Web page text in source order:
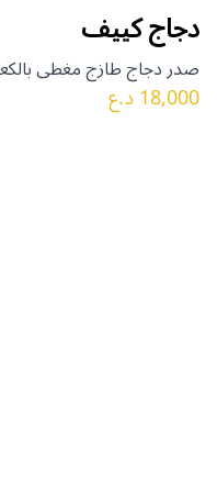
دجاج كييف
صدر دجاج طازج مغطى
18,000 د.ع